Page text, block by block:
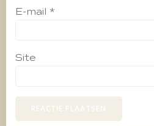
E-mail *
Site